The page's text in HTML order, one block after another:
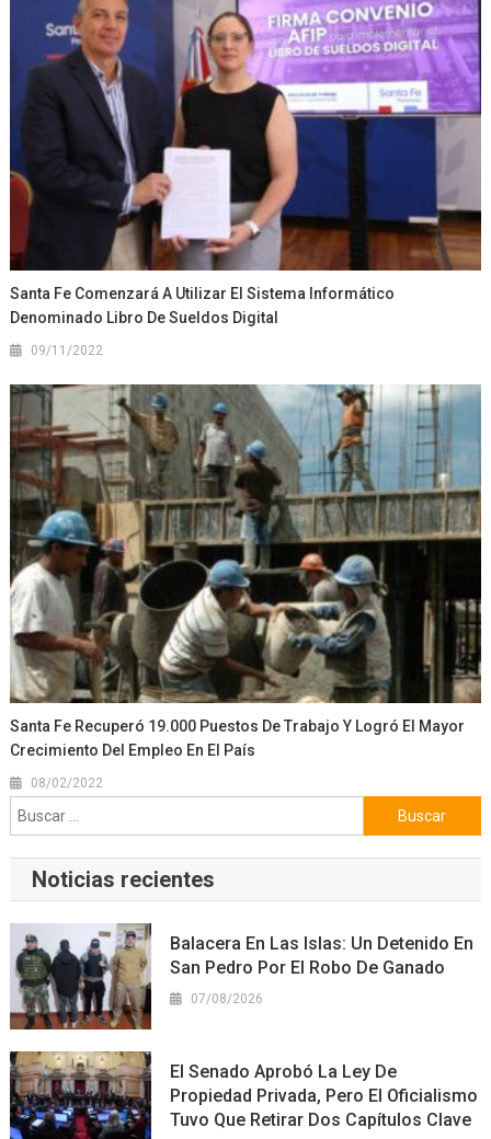
Santa Fe Comenzará A Utilizar El Sistema Informático
Denominado Libro De Sueldos Digital
09/11/2022
Santa Fe Recuperó 19.000 Puestos De Trabajo Y Logró El Mayor
Crecimiento Del Empleo En El País
08/02/2022
Buscar:
Noticias recientes
Balacera En Las Islas: Un Detenido En
San Pedro Por El Robo De Ganado
07/08/2026
El Senado Aprobó La Ley De
Propiedad Privada, Pero El Oficialismo
Tuvo Que Retirar Dos Capítulos Clave